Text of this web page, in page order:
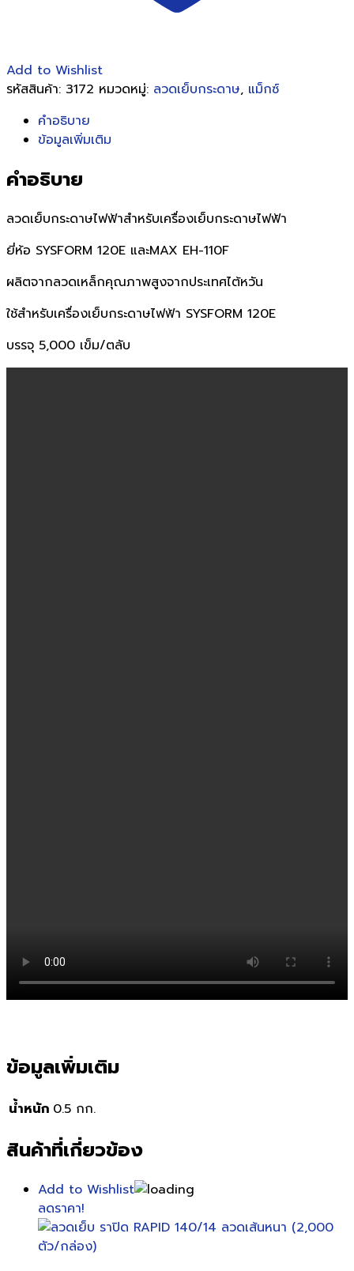
Add to Wishlist
รหัสสินค้า: 3172 หมวดหมู่: ลวดเย็บกระดาษ, แม็กซ์
คำอธิบาย
ข้อมูลเพิ่มเติม
คำอธิบาย
ลวดเย็บกระดาษไฟฟ้าสำหรับเครื่องเย็บกระดาษไฟฟ้า
ยี่ห้อ SYSFORM 120E และMAX EH-110F
ผลิตจากลวดเหล็กคุณภาพสูงจากประเทศไต้หวัน
ใช้สำหรับเครื่องเย็บกระดาษไฟฟ้า SYSFORM 120E
บรรจุ 5,000 เข็ม/ตลับ
ข้อมูลเพิ่มเติม
น้ำหนัก 0.5 กก.
สินค้าที่เกี่ยวข้อง
Add to Wishlist
ลดราคา!